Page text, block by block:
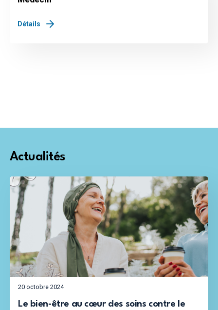
Détails
Actualités
20 octobre 2024
Le bien-être au cœur des soins contre le